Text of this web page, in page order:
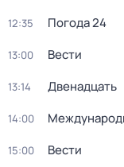
12:35 Погода 24
13:00 Вести
13:14 Двенадцать
14:00
15:00 Вести